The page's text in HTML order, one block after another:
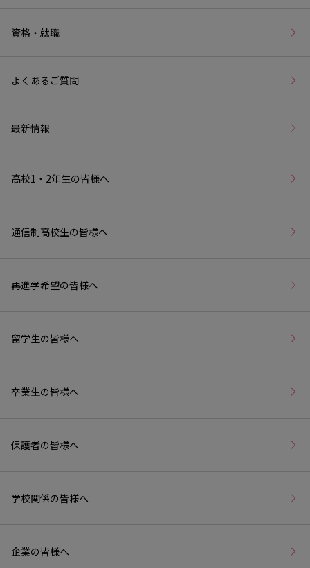
資格・就職
よくあるご質問
最新情報
高校1・2年生の皆様へ
通信制高校生の皆様へ
再進学希望の皆様へ
留学生の皆様へ
卒業生の皆様へ
保護者の皆様へ
学校関係の皆様へ
企業の皆様へ